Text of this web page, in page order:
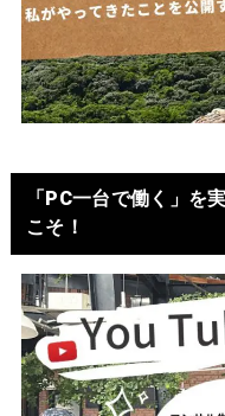
「PC一台で働く」を
こそ！